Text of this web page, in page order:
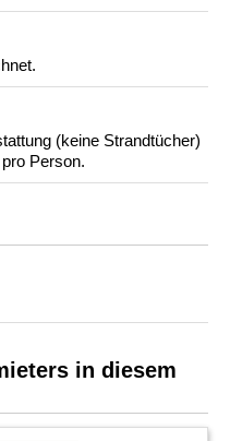
(keine Strandtücher)
Person.
in diesem